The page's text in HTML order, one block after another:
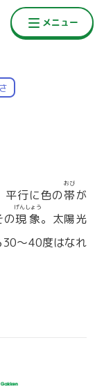
さ
平行に色の帯
おび
が
の現象
げんしょう
。太陽光
30〜40度はなれ